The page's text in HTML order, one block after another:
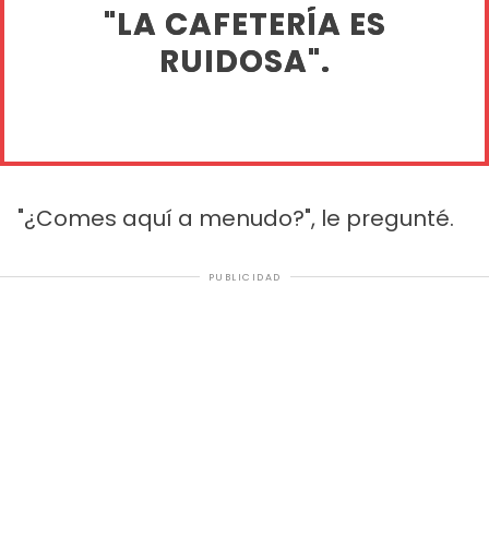
"LA CAFETERÍA ES
RUIDOSA".
"¿Comes aquí a menudo?", le pregunté.
PUBLICIDAD